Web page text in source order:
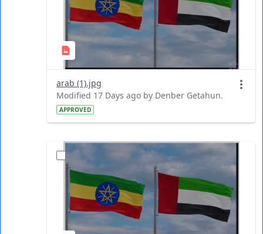
arab (1).jpg
Modified 17 Days ago by Denber Getahun.
APPROVED